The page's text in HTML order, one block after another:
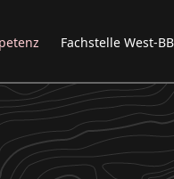
Fachstelle West-BB